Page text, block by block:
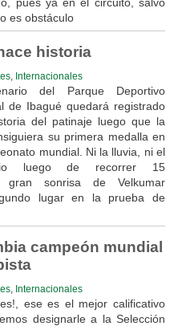
es obstáculo
historia
, Internacionales
del Parque Deportivo
de Ibagué quedará registrado
del patinaje luego que la
su primera medalla en
mundial. Ni la lluvia, ni el
luego de recorrer 15
gran sonrisa de Velkumar
lugar en la prueba de
campeón mundial
, Internacionales
ese es el mejor calificativo
designarle a la Selección